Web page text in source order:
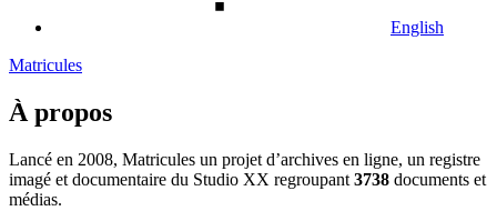
English
Matricules
À propos
Lancé en 2008, Matricules un projet d’archives en ligne, un registre
imagé et documentaire du Studio XX regroupant 3738 documents et
médias.